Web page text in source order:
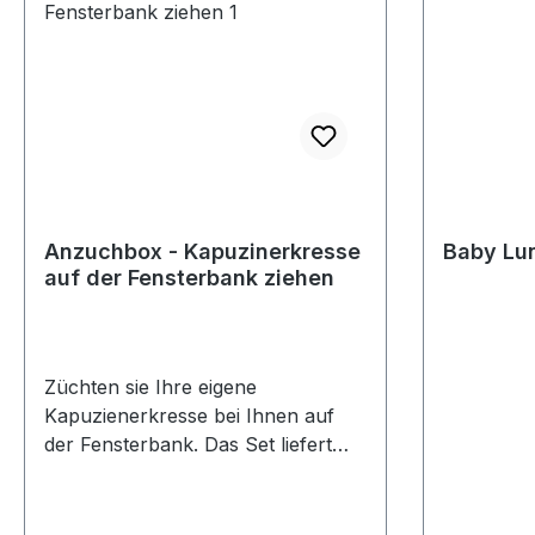
Anzuchbox - Kapuzinerkresse
auf der Fensterbank ziehen
Züchten sie Ihre eigene
Kapuzienerkresse bei Ihnen auf
der Fensterbank. Das Set liefert
Baby